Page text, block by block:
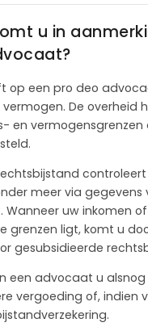
u in
op een pro deo
De overheid
en vermogensgrenzen
meer via gegevens
Wanneer uw inkomen
grenzen ligt, komt u
gesubsidieerde
een advocaat u
vergoeding of, indien